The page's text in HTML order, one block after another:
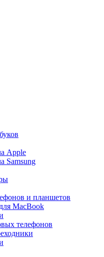
Apple
Samsung
и планшетов
MacBook
телефонов